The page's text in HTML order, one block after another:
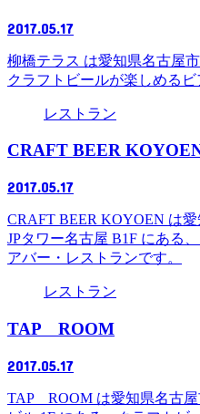
2017.05.17
柳橋テラス は愛知県名古屋
クラフトビールが楽しめるビ
レストラン
CRAFT BEER
2017.05.17
CRAFT BEER KOYOEN は
JPタワー名古屋 B1F にある
アバー・レストランです。
レストラン
TAP ROOM
2017.05.17
TAP ROOM は愛知県名古屋